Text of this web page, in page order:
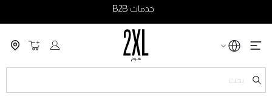
خدمات B2B
سلة